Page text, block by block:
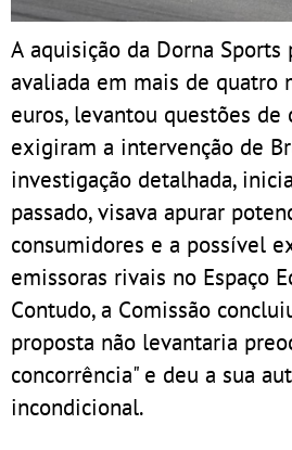
A aquisição da Dorna
avaliada em mais de quatro
euros, levantou questões de
exigiram a intervenção de
investigação detalhada,
passado, visava apurar
consumidores e a possível
emissoras rivais no Espaço
Contudo, a Comissão
proposta não levantaria
concorrência" e deu a sua
incondicional.